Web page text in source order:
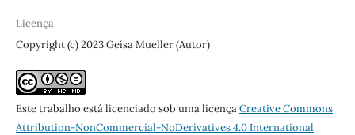
Licença
Copyright (c) 2023 Geisa Mueller (Autor)
Este trabalho está licenciado sob uma licençaCreative Commons
Attribution-NonCommercial-NoDerivatives 4.0 International